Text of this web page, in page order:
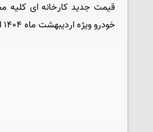
قیمت جدید کارخانه ای کلیه
خودرو ویژه اردیبهشت ماه ۱۴۰۴ اعلام شد.